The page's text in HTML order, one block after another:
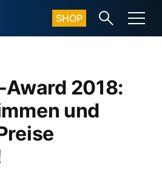
SHOP
Award 2018:
und